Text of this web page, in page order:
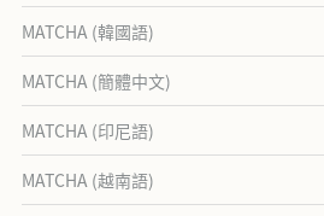
MATCHA (韓國語)
MATCHA (簡體中文)
MATCHA (印尼語)
MATCHA (越南語)